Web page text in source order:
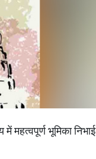
महत्वपूर्ण भूमिका निभाई